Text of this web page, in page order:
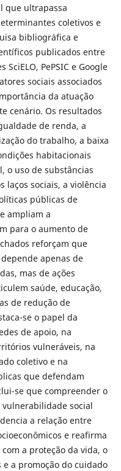
que ultrapassa
coletivos e
bibliográfica e
publicados entre
PePSIC e Google
sociais associados
da atuação
cenário. Os resultados
de renda, a
do trabalho, a baixa
habitacionais
o uso de substâncias
laços sociais, a violência
públicas de
ampliam a
para o aumento de
reforçam que
apenas de
mas de ações
saúde, educação,
de redução de
se o papel da
de apoio, na
vulneráveis, na
coletivo e na
que defendam
se que compreender o
social
a relação entre
e reafirma
a proteção da vida, o
a promoção do cuidado